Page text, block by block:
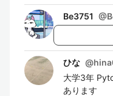
Be3751 @
ひな @
大学3年
あります